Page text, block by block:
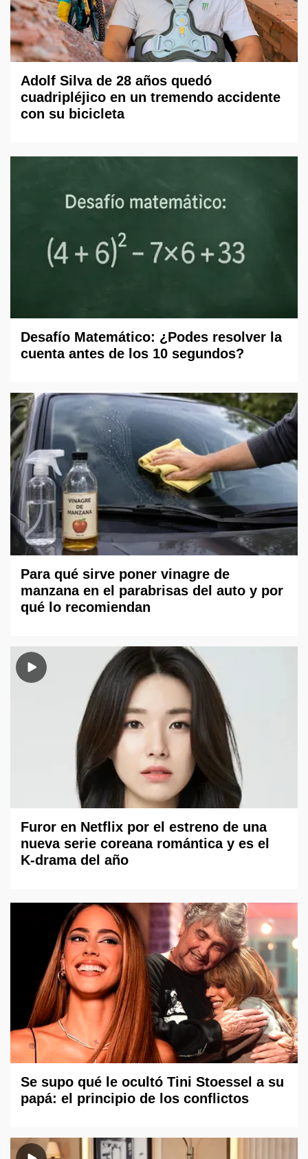
Adolf Silva de 28 años quedó
cuadripléjico en un tremendo accidente
con su bicicleta
Desafío Matemático: ¿Podes resolver la
cuenta antes de los 10 segundos?
Para qué sirve poner vinagre de
manzana en el parabrisas del auto y por
qué lo recomiendan
Furor en Netflix por el estreno de una
nueva serie coreana romántica y es el
K-drama del año
Se supo qué le ocultó Tini Stoessel a su
papá: el principio de los conflictos